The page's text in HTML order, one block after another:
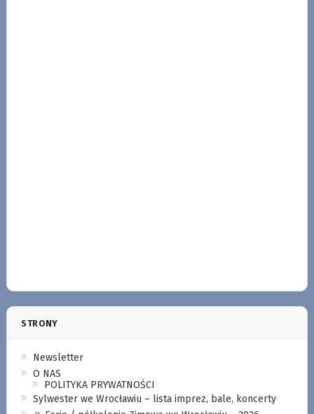
STRONY
Newsletter
O NAS
POLITYKA PRYWATNOŚCI
Sylwester we Wrocławiu – lista imprez, bale, koncerty